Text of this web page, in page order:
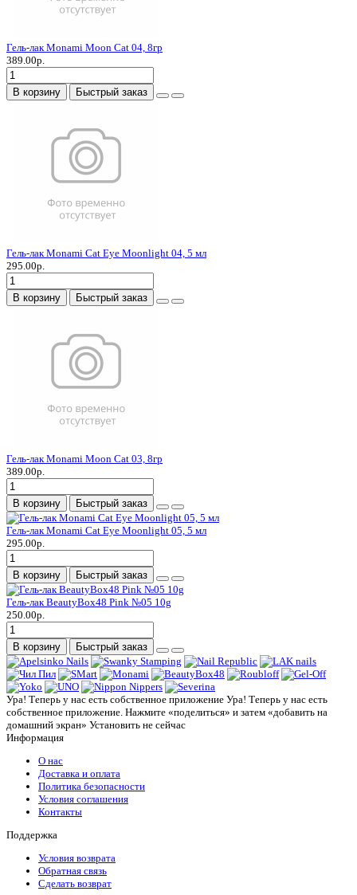
Гель-лак Monami Moon Cat 04, 8гр
389.00р.
В корзину Быстрый заказ
Гель-лак Monami Cat Eye Moonlight 04, 5 мл
295.00р.
В корзину Быстрый заказ
Гель-лак Monami Moon Cat 03, 8гр
389.00р.
В корзину Быстрый заказ
Гель-лак Monami Cat Eye Moonlight 05, 5 мл
295.00р.
В корзину Быстрый заказ
Гель-лак BeautyBox48 Pink №05 10g
250.00р.
В корзину Быстрый заказ
Ура! Теперь у нас есть собственное приложение Ура! Теперь у нас есть
собственное приложение. Нажмите «поделиться» и затем «добавить на
домашний экран» Установить не сейчас
Информация
О нас
Доставка и оплата
Политика безопасности
Условия соглашения
Контакты
Поддержка
Условия возврата
Обратная связь
Сделать возврат